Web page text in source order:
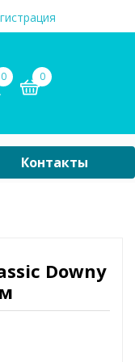
0 0
Контакты
Downy